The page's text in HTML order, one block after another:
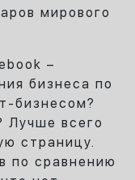
мирового
–
бизнеса по
бизнесом?
Лучше всего
страницу.
по сравнению